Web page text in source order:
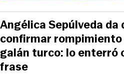
Angélica Sepúlveda
confirmar
galán turco: lo enterró
frase